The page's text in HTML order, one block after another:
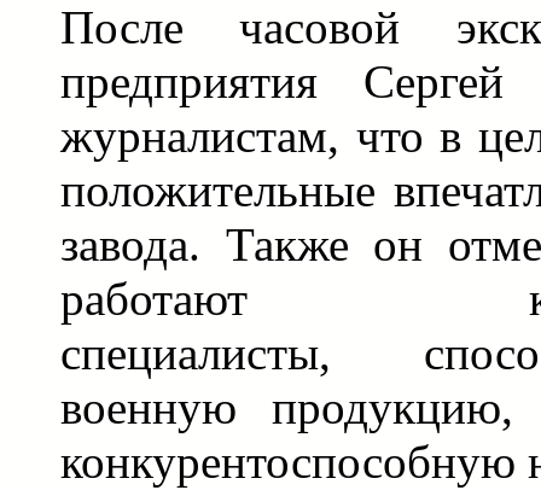
После часовой
предприятия
журналистам, что в
положительные
завода. Также он
работают
специалисты,
военную продукцию,